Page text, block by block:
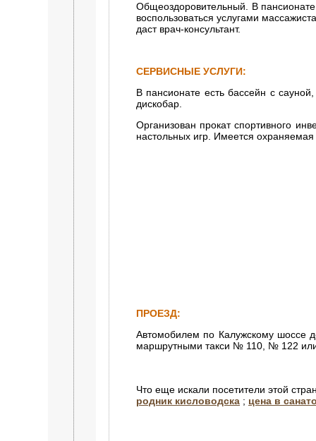
Общеоздоровительный. В
воспользоваться услугами
даст врач-консультант.
СЕРВИСНЫЕ УСЛУГИ:
В пансионате есть бассейн с
дискобар.
Организован прокат спортивного
настольных игр. Имеется
ПРОЕЗД:
Автомобилем по Калужскому шоссе
маршрутными такси № 110, № 122
Что еще искали посетители этой
родник кисловодска ; цена в